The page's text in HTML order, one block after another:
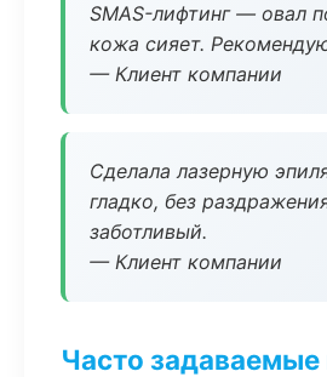
SMAS-лифтинг — овал
кожа сияет.
— Клиент компании
Сделала лазерную
гладко, без
заботливый.
— Клиент компании
Часто